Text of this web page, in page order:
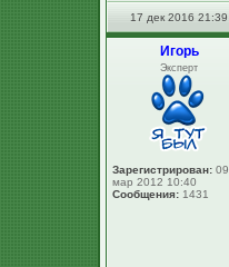
17 дек 2016 21:39
Игорь
Эксперт
Зарегистрирован: 09
мар 2012 10:40
Сообщения: 1431